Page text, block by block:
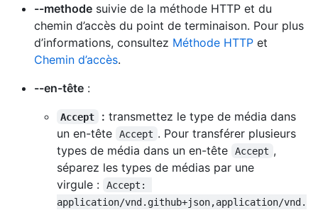
--methode suivie de la méthode HTTP et du
chemin d’accès du point de terminaison. Pour plus
d’informations, consultez Méthode HTTP et
Chemin d’accès.
--en-tête :
Accept : transmettez le type de média dans
un en-tête
Accept . Pour transférer plusieurs
types de média dans un en-tête
Accept ,
séparez les types de médias par une
virgule :
Accept:
application/vnd.github+json,application/vnd.